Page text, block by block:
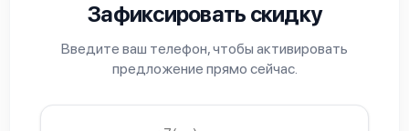
Зафиксировать скидку
Введите ваш телефон, чтобы активировать
предложение прямо сейчас.